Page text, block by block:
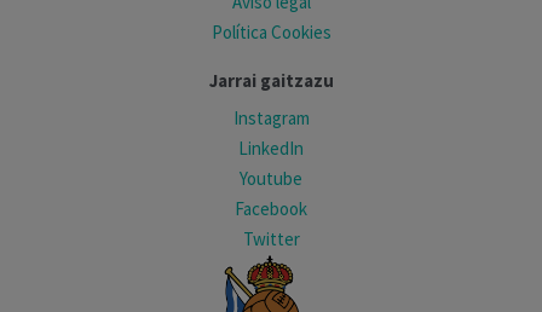
Política Cookies
Jarrai gaitzazu
Instagram
LinkedIn
Youtube
Facebook
Twitter